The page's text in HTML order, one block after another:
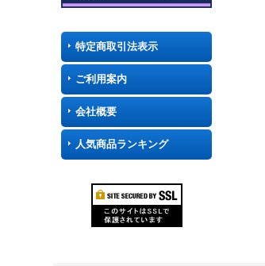
特定商取引法表示
ご利用案内
会社概要
人気商品ランキング